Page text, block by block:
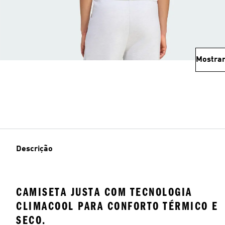
Descrição
CAMISETA JUSTA COM TECNOLOGIA
CLIMACOOL PARA CONFORTO TÉRMICO E
SECO.